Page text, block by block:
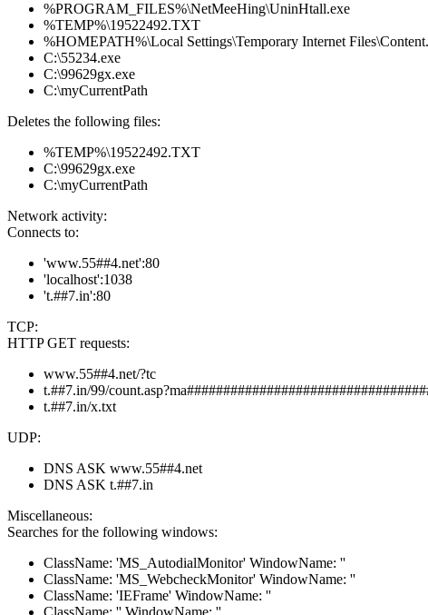
%PROGRAM_FILES%\NetMeeHing\UninHtall.exe
%TEMP%\19522492.TXT
%HOMEPATH%\Local Settings\Temporary Internet
C:\55234.exe
C:\99629gx.exe
C:\myCurrentPath
Deletes the following files:
%TEMP%\19522492.TXT
C:\99629gx.exe
C:\myCurrentPath
Network activity:
Connects to:
'www.55##4.net':80
'localhost':1038
't.##7.in':80
TCP:
HTTP GET requests:
www.55##4.net/?tc
t.##7.in/99/
t.##7.in/x.txt
UDP:
DNS ASK www.55##4.net
DNS ASK t.##7.in
Miscellaneous:
Searches for the following windows:
ClassName: 'MS_AutodialMonitor' WindowName: ''
ClassName: 'MS_WebcheckMonitor' WindowName: ''
ClassName: 'IEFrame' WindowName: ''